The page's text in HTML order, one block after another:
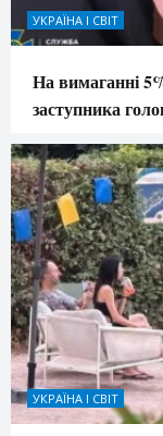
УКРАЇНА І СВІТ
На вимаганні
заступника
УКРАЇНА І СВІТ